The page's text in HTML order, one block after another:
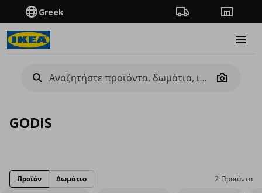
Greek Πορεία παραγγελίας
Camera
GODIS
2 Προϊόντα
Προϊόν Δωμάτιο